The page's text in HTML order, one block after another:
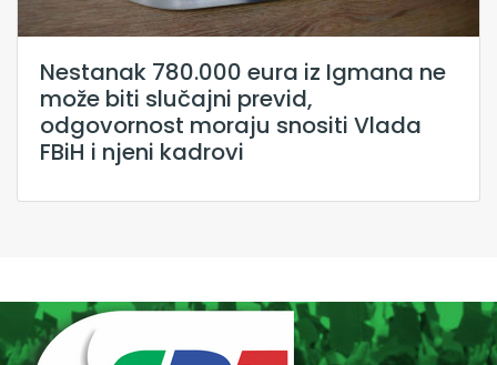
Nestanak 780.000 eura iz Igmana ne
može biti slučajni previd,
odgovornost moraju snositi Vlada
FBiH i njeni kadrovi